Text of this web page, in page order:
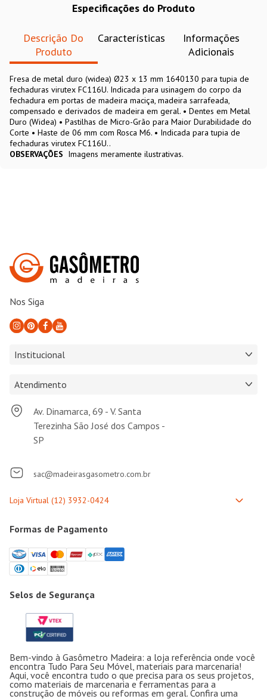
Especificações do Produto
Descrição Do
Produto
Características
Informações
Adicionais
Fresa de metal duro (widea) Ø23 x 13 mm 1640130 para tupia de
fechaduras virutex FC116U. Indicada para usinagem do corpo da
fechadura em portas de madeira maciça, madeira sarrafeada,
compensado e derivados de madeira em geral. • Dentes em Metal
Duro (Widea) • Pastilhas de Micro-Grão para Maior Durabilidade do
Corte • Haste de 06 mm com Rosca M6. • Indicada para tupia de
fechaduras virutex FC116U..
OBSERVAÇÕES Imagens meramente ilustrativas.
Nos Siga
Institucional
Atendimento
Av. Dinamarca, 69 - V. Santa
Terezinha São José dos Campos -
SP
sac@madeirasgasometro.com.br
Formas de Pagamento
Selos de Segurança
Bem-vindo à Gasômetro Madeira: a loja referência onde você
encontra Tudo Para Seu Móvel, materiais para marcenaria!
Aqui, você encontra tudo o que precisa para os seus projetos,
como materiais de marcenaria e ferramentas para a
construção de móveis ou reformas em geral. Confira uma